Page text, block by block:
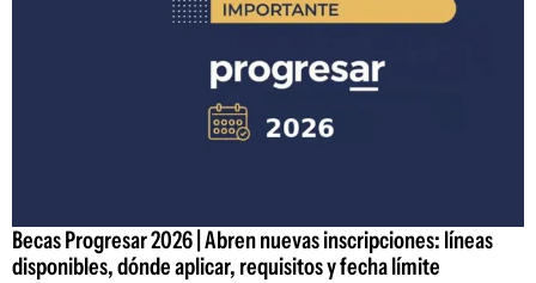
Becas Progresar 2026 | Abren nuevas inscripciones: líneas
disponibles, dónde aplicar, requisitos y fecha límite